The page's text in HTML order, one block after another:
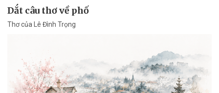
Dắt câu thơ về phố
Thơ của Lê Đình Trọng